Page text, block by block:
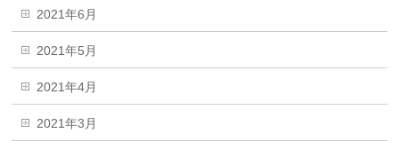
2021年6月
2021年5月
2021年4月
2021年3月